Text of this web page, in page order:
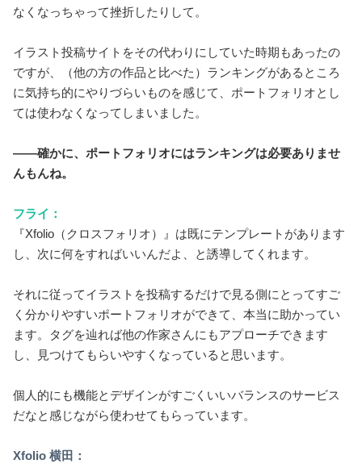
なくなっちゃって挫折したりして。
イラスト投稿サイトをその代わりにしていた時期もあったの
ですが、（他の方の作品と比べた）ランキングがあるところ
に気持ち的にやりづらいものを感じて、ポートフォリオとし
ては使わなくなってしまいました。
――確かに、ポートフォリオにはランキングは必要ありませ
んもんね。
フライ：
『Xfolio（クロスフォリオ）』は既にテンプレートがあります
し、次に何をすればいいんだよ、と誘導してくれます。
それに従ってイラストを投稿するだけで見る側にとってすご
く分かりやすいポートフォリオができて、本当に助かってい
ます。タグを辿れば他の作家さんにもアプローチできます
し、見つけてもらいやすくなっていると思います。
個人的にも機能とデザインがすごくいいバランスのサービス
だなと感じながら使わせてもらっています。
Xfolio 横田：